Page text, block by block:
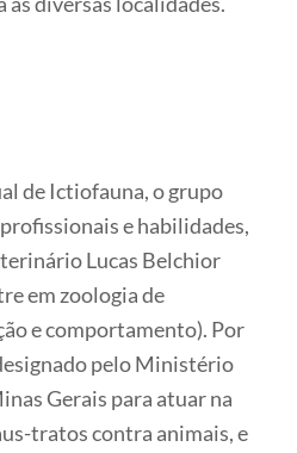
de Ictiofauna, o grupo
e habilidades,
Lucas Belchior
em zoologia de
e comportamento). Por
pelo Ministério
Gerais para atuar na
tratos contra animais, e